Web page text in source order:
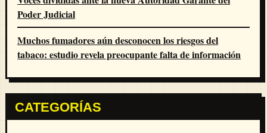
Poder Judicial
Muchos fumadores aún desconocen los riesgos del
tabaco: estudio revela preocupante falta de información
CATEGORÍAS